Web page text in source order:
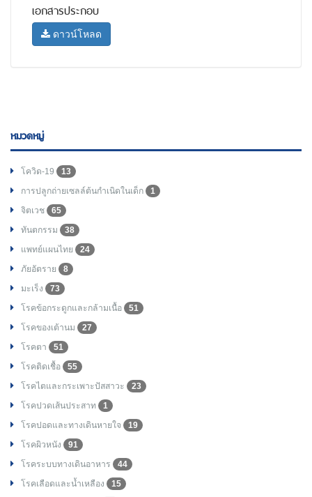
เอกสารประกอบ
ดาวน์โหลด
หมวดหมู่
โควิด-19
13
การปลูกถ่ายเซลล์ต้นกำเนิดในเด็ก
1
จิตเวช
65
ทันตกรรม
38
แพทย์แผนไทย
24
ภัยอัตราย
8
มะเร็ง
73
โรคข้อกระดูกและกล้ามเนื้อ
51
โรคของเต้านม
27
โรคตา
51
โรคติดเชื้อ
55
โรคไตและกระเพาะปัสสาวะ
23
โรคปวดเส้นประสาท
1
โรคปอดและทางเดินหายใจ
19
โรคผิวหนัง
91
โรคระบบทางเดินอาหาร
44
โรคเลือดและน้ำเหลือง
15